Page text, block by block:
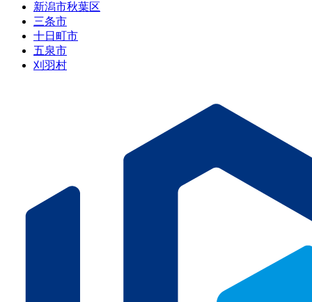
新潟市秋葉区
三条市
十日町市
五泉市
刈羽村